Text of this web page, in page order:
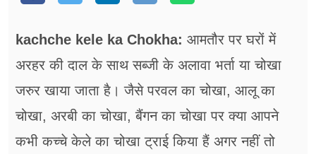
फूड
सेहत
ब्‍यूटी
जॉब्स
kachche kele ka Chokha: आमतौर पर घरों में
अरहर की दाल के साथ सब्जी के अलावा भर्ता या चोखा
जरुर खाया जाता है। जैसे परवल का चोखा, आलू का
चोखा, अरबी का चोखा, बैंगन का चोखा पर क्या आपने
कभी कच्चे केले का चोखा ट्राई किया हैं अगर नहीं तो